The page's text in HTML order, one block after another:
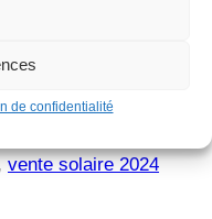
de confidentialité
»
,tarif
vente solaire 2024